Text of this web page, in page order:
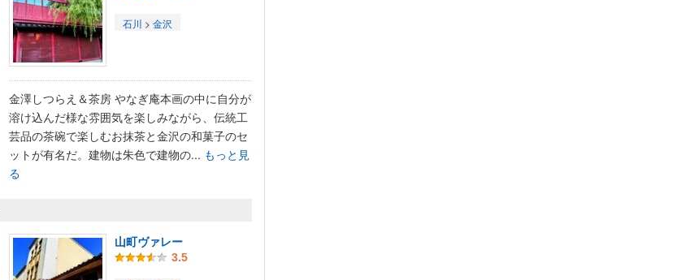
石川 > 金沢
金澤しつらえ＆茶房 やなぎ庵本画の中に自分が
溶け込んだ様な雰囲気を楽しみながら、伝統工
芸品の茶碗で楽しむお抹茶と金沢の和菓子のセ
ットが有名だ。建物は朱色で建物の... もっと見
る
山町ヴァレー
3.5